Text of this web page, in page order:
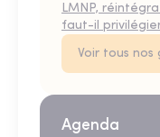
LMNP,
faut-il privilégier
Voir tous nos
Agenda